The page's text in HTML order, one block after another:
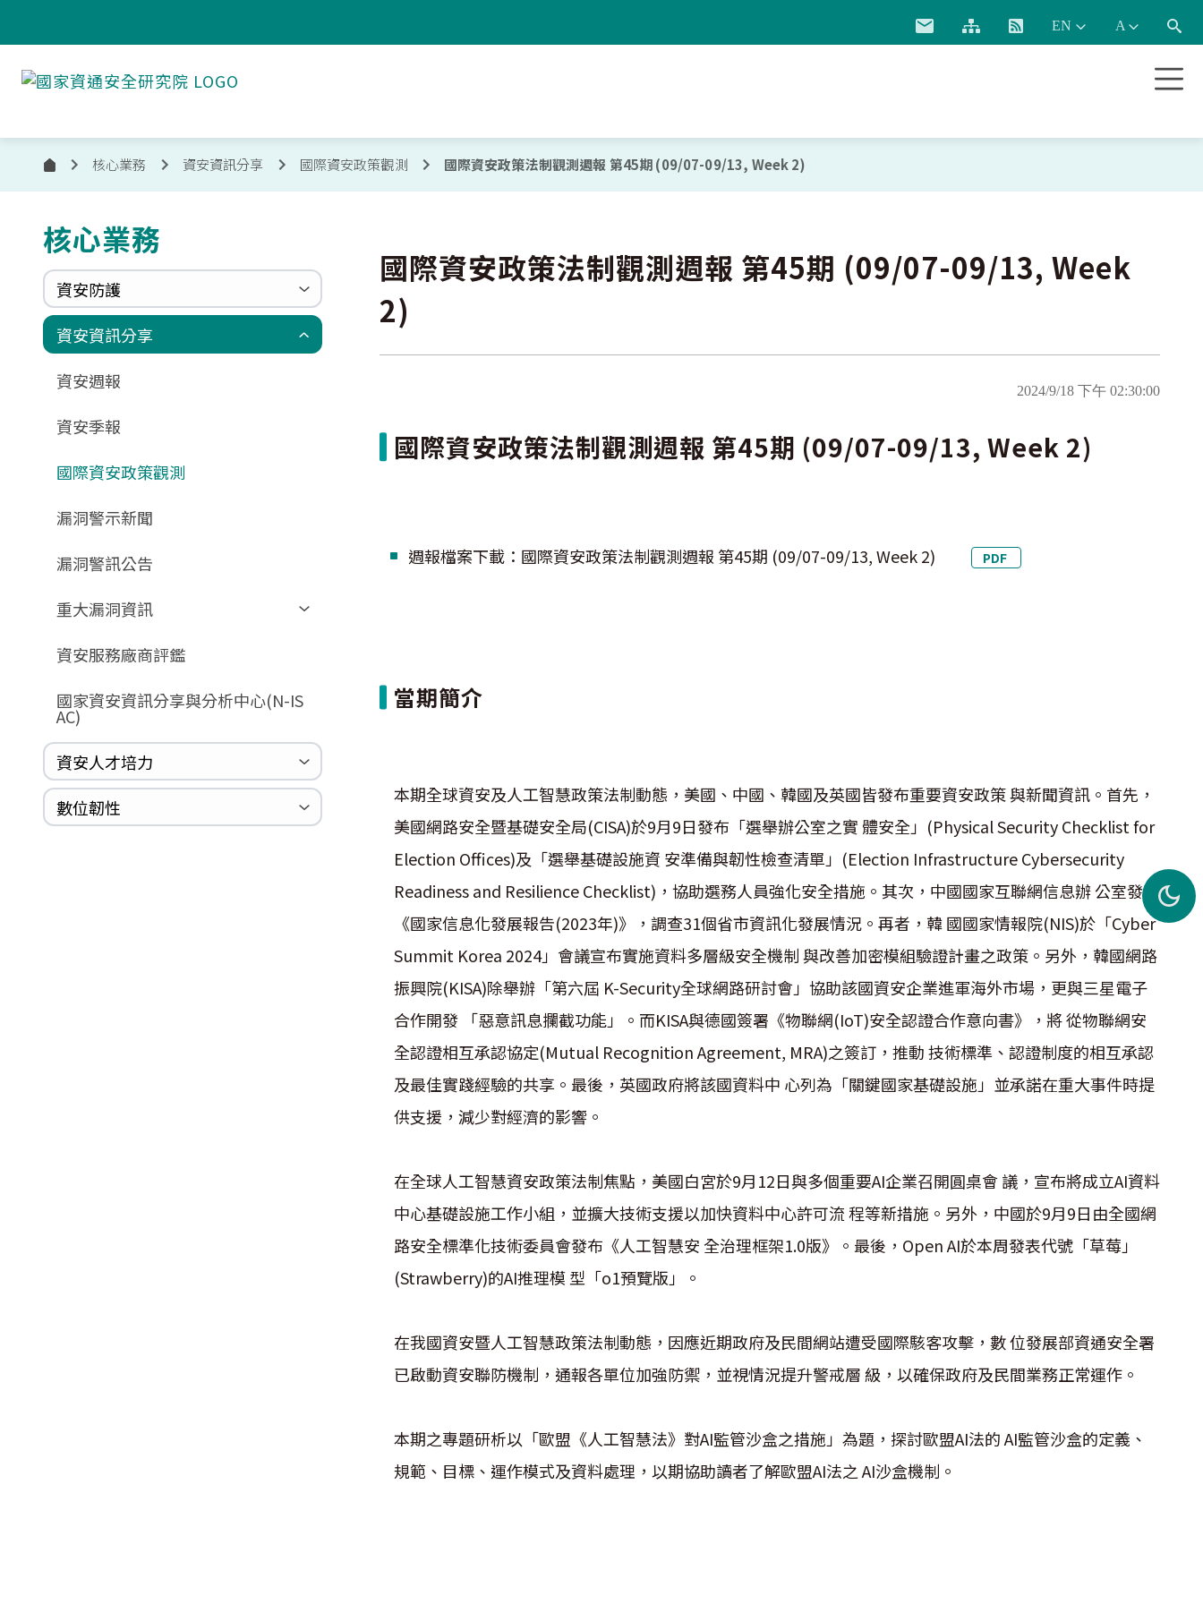
通
安
首
頁
核心業務 資安資訊分享 國際資安政策觀測 國際資安政策法制觀測週報 第45期 (09/07-09/13, Week 2)
核心業務
資安防護
政府組態基準(GCB)
更新消息
GCB說明文件
GCB部署資源
GCB終止支援
資通安全弱點通報機制(VANS)
申請作業表單
數位影片教材
FAQ
端點偵測及應變機制(EDR)
相關文件與表單
零信任架構(ZTA)
相關文件與表單
驗證進度
國家資安聯防監控中心(N-SOC)
國家資安通報應變中心(N-CERT)
資安資訊分享
資安週報
資安季報
國際資安政策觀測
漏洞警示新聞
漏洞警訊公告
重大漏洞資訊
Zerologon
MSHTML
WannaCrypt
Heartbleed
Logjam&Freak
資安服務廠商評鑑
國家資安資訊分享與分析中心(N-IS
AC)
資安人才培力
巡迴研討會
CCOE資安實戰人才培育計畫成果簡
介
資安人才培訓服務網
資安系列競賽網站
數位韌性
國際資安政策法制觀測週報 第45期 (09/07-09/13, Week
2)
2024/9/18 下午 02:30:00
國際資安政策法制觀測週報 第45期 (09/07-09/13, Week 2)
週報檔案下載：國際資安政策法制觀測週報 第45期 (09/07-09/13, Week 2) PDF
當期簡介
本期全球資安及人工智慧政策法制動態，美國、中國、韓國及英國皆發布重要資安政策 與新聞資訊。首先，
美國網路安全暨基礎安全局(CISA)於9月9日發布「選舉辦公室之實 體安全」(Physical Security Checklist for
Election Offices)及「選舉基礎設施資 安準備與韌性檢查清單」(Election Infrastructure Cybersecurity
Readiness and Resilience Checklist)，協助選務人員強化安全措施。其次，中國國家互聯網信息辦 公室發布
《國家信息化發展報告(2023年)》，調查31個省市資訊化發展情況。再者，韓 國國家情報院(NIS)於「Cyber
Summit Korea 2024」會議宣布實施資料多層級安全機制 與改善加密模組驗證計畫之政策。另外，韓國網路
振興院(KISA)除舉辦「第六屆 K-Security全球網路研討會」協助該國資安企業進軍海外市場，更與三星電子
合作開發 「惡意訊息攔截功能」。而KISA與德國簽署《物聯網(IoT)安全認證合作意向書》，將 從物聯網安
全認證相互承認協定(Mutual Recognition Agreement, MRA)之簽訂，推動 技術標準、認證制度的相互承認
及最佳實踐經驗的共享。最後，英國政府將該國資料中 心列為「關鍵國家基礎設施」並承諾在重大事件時提
供支援，減少對經濟的影響。
在全球人工智慧資安政策法制焦點，美國白宮於9月12日與多個重要AI企業召開圓桌會 議，宣布將成立AI資料
中心基礎設施工作小組，並擴大技術支援以加快資料中心許可流 程等新措施。另外，中國於9月9日由全國網
路安全標準化技術委員會發布《人工智慧安 全治理框架1.0版》。最後，Open AI於本周發表代號「草莓」
(Strawberry)的AI推理模 型「o1預覽版」。
在我國資安暨人工智慧政策法制動態，因應近期政府及民間網站遭受國際駭客攻擊，數 位發展部資通安全署
已啟動資安聯防機制，通報各單位加強防禦，並視情況提升警戒層 級，以確保政府及民間業務正常運作。
本期之專題研析以「歐盟《人工智慧法》對AI監管沙盒之措施」為題，探討歐盟AI法的 AI監管沙盒的定義、
規範、目標、運作模式及資料處理，以期協助讀者了解歐盟AI法之 AI沙盒機制。